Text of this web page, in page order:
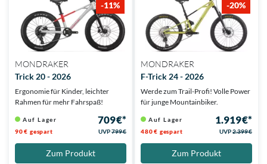
-11%
MONDRAKER
Trick 20 - 2026
Ergonomie für Kinder, leichter
Rahmen für mehr Fahrspaß!
Auf Lager 709 €*
90 € gespart UVP799 €
Zum Produkt
-20%
MONDRAKER
F-Trick 24 - 2026
Werde zum Trail-Profi! Volle Power
für junge Mountainbiker.
Auf Lager 1.919 €*
480 € gespart UVP2.399 €
Zum Produkt